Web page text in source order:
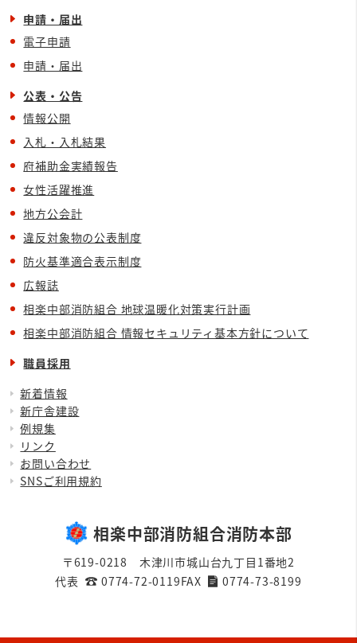
申請・届出
電子申請
申請・届出
公表・公告
情報公開
入札・入札結果
府補助金実績報告
女性活躍推進
地方公会計
違反対象物の公表制度
防火基準適合表示制度
広報誌
相楽中部消防組合 地球温暖化対策実行計画
相楽中部消防組合 情報セキュリティ基本方針について
職員採用
新着情報
新庁舎建設
例規集
リンク
お問い合わせ
SNSご利用規約
相楽中部消防組合消防本部
〒619-0218 木津川市城山台九丁目1番地2
代表
0774-72-0119FAX 0774-73-8199